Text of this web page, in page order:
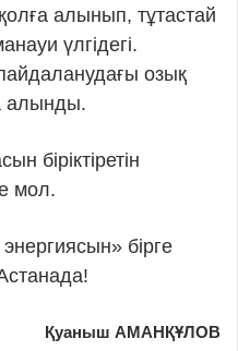
алынып, тұтастай
үлгідегі.
озық
алынды.
біріктіретін
мол.
бірге
Қуаныш АМАНҚҰЛОВ